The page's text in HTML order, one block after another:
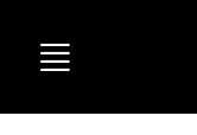
content
de
Armação